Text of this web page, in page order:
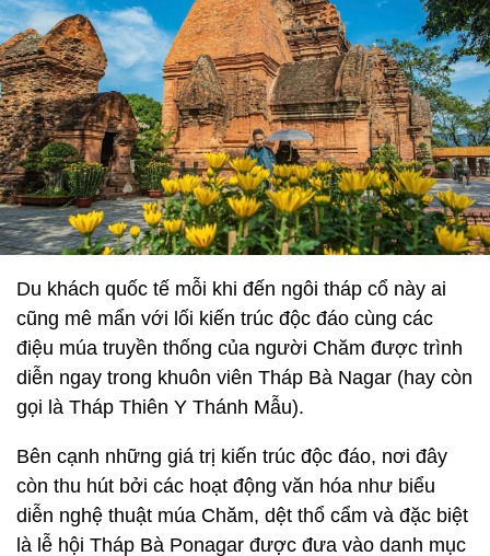
Du khách quốc tế mỗi khi đến ngôi tháp cổ này ai
cũng mê mẩn với lối kiến trúc độc đáo cùng các
điệu múa truyền thống của người Chăm được trình
diễn ngay trong khuôn viên Tháp Bà Nagar (hay còn
gọi là Tháp Thiên Y Thánh Mẫu).
Bên cạnh những giá trị kiến trúc độc đáo, nơi đây
còn thu hút bởi các hoạt động văn hóa như biểu
diễn nghệ thuật múa Chăm, dệt thổ cẩm và đặc biệt
là lễ hội Tháp Bà Ponagar được đưa vào danh mục